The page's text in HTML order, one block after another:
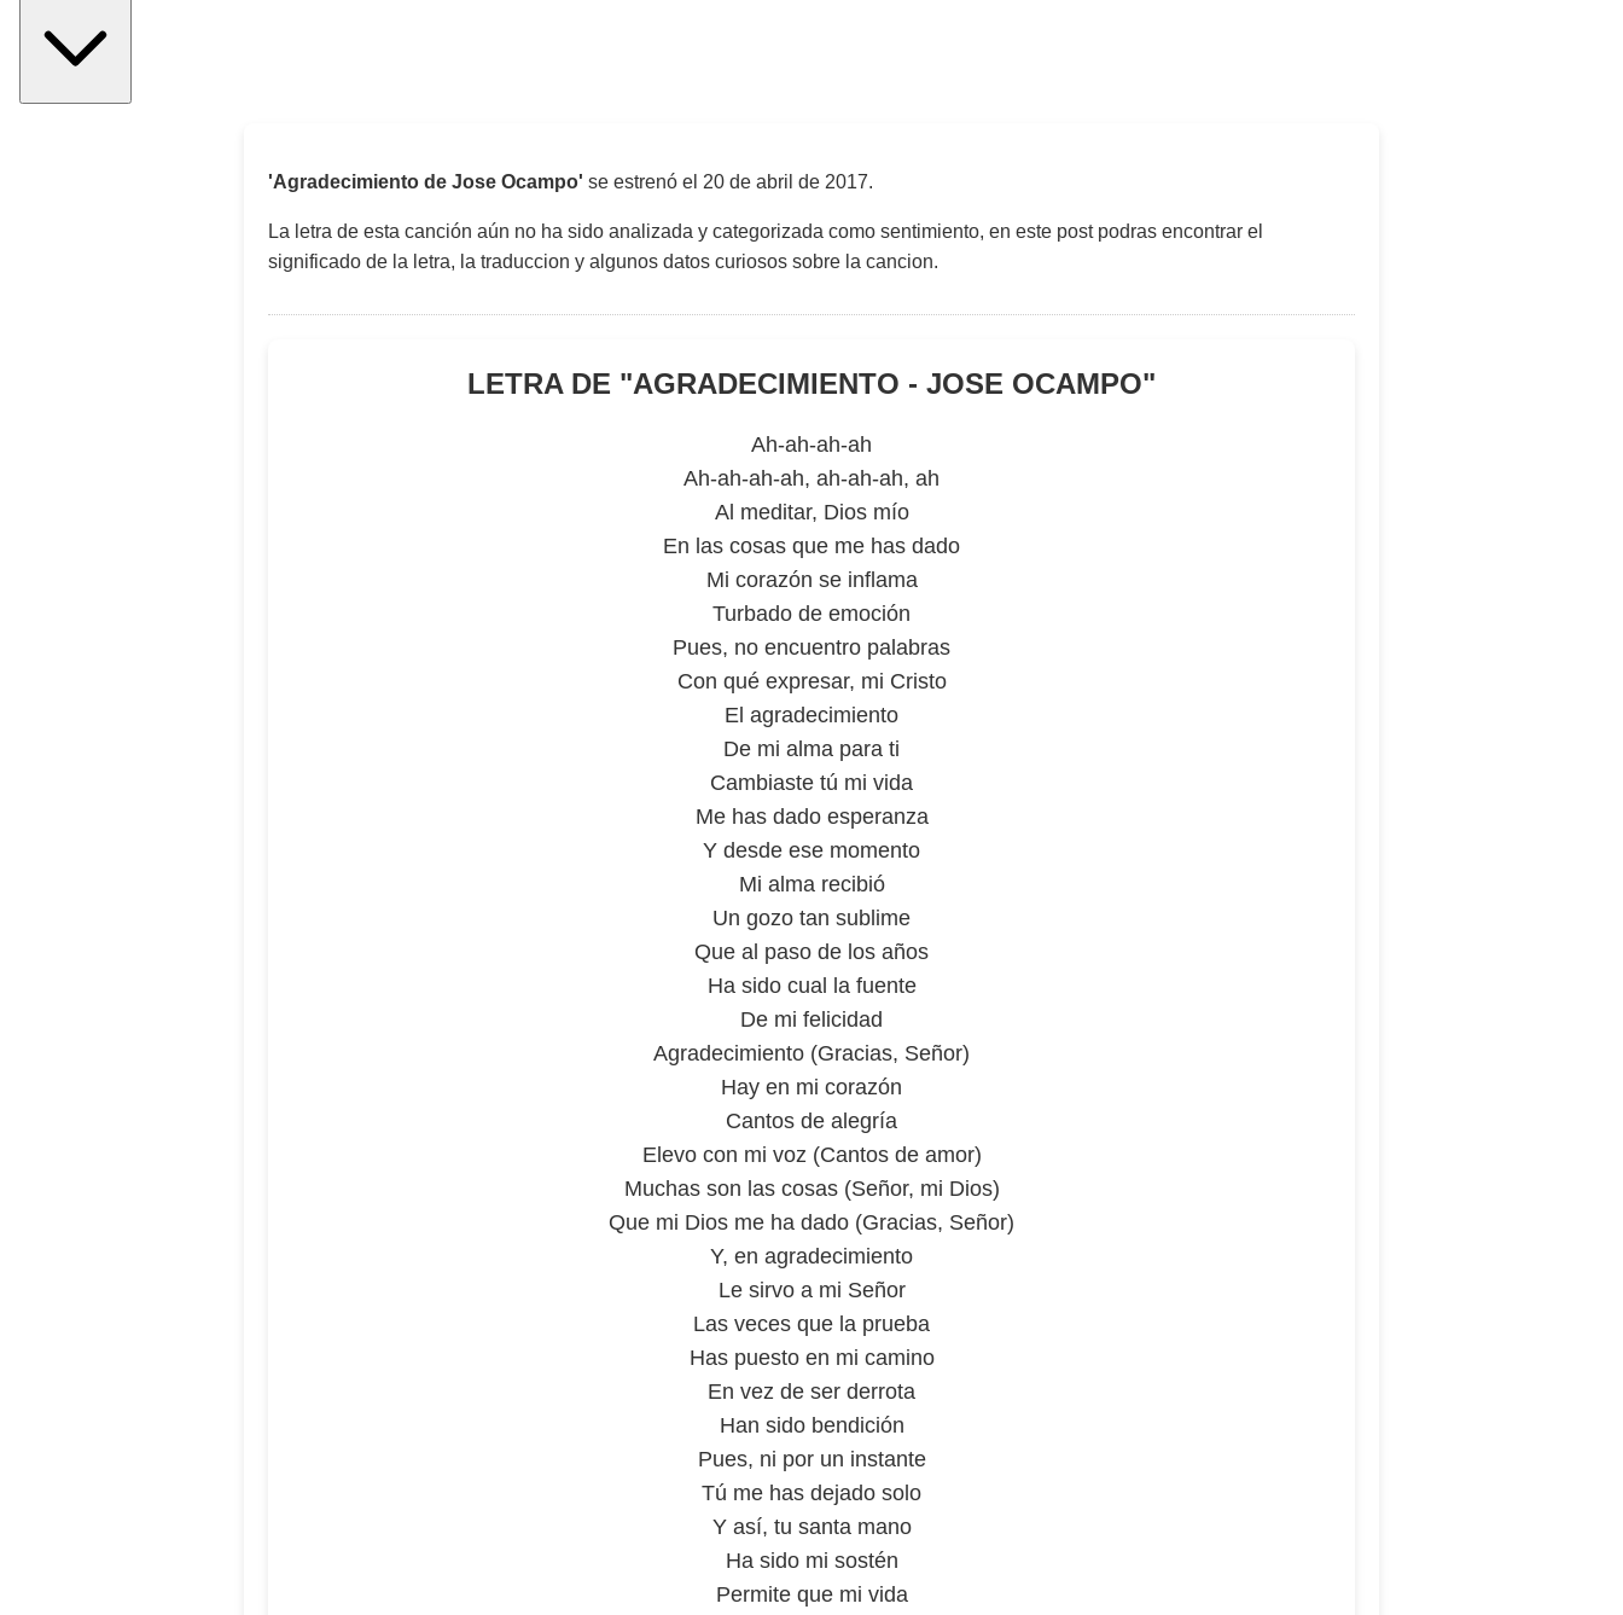
'Agradecimiento de Jose Ocampo' se estrenó el 20 de abril de 2017.
La letra de esta canción aún no ha sido analizada y categorizada como sentimiento, en este post podras encontrar el
significado de la letra, la traduccion y algunos datos curiosos sobre la cancion.
LETRA DE "AGRADECIMIENTO - JOSE OCAMPO"
Ah-ah-ah-ah
Ah-ah-ah-ah, ah-ah-ah, ah
Al meditar, Dios mío
En las cosas que me has dado
Mi corazón se inflama
Turbado de emoción
Pues, no encuentro palabras
Con qué expresar, mi Cristo
El agradecimiento
De mi alma para ti
Cambiaste tú mi vida
Me has dado esperanza
Y desde ese momento
Mi alma recibió
Un gozo tan sublime
Que al paso de los años
Ha sido cual la fuente
De mi felicidad
Agradecimiento (Gracias, Señor)
Hay en mi corazón
Cantos de alegría
Elevo con mi voz (Cantos de amor)
Muchas son las cosas (Señor, mi Dios)
Que mi Dios me ha dado (Gracias, Señor)
Y, en agradecimiento
Le sirvo a mi Señor
Las veces que la prueba
Has puesto en mi camino
En vez de ser derrota
Han sido bendición
Pues, ni por un instante
Tú me has dejado solo
Y así, tu santa mano
Ha sido mi sostén
Permite que mi vida